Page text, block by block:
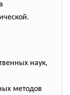
наук,
методов